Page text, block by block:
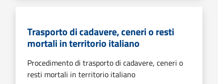
Trasporto di cadavere, ceneri o resti
mortali in territorio italiano
Procedimento di trasporto di cadavere, ceneri o
resti mortali in territorio italiano